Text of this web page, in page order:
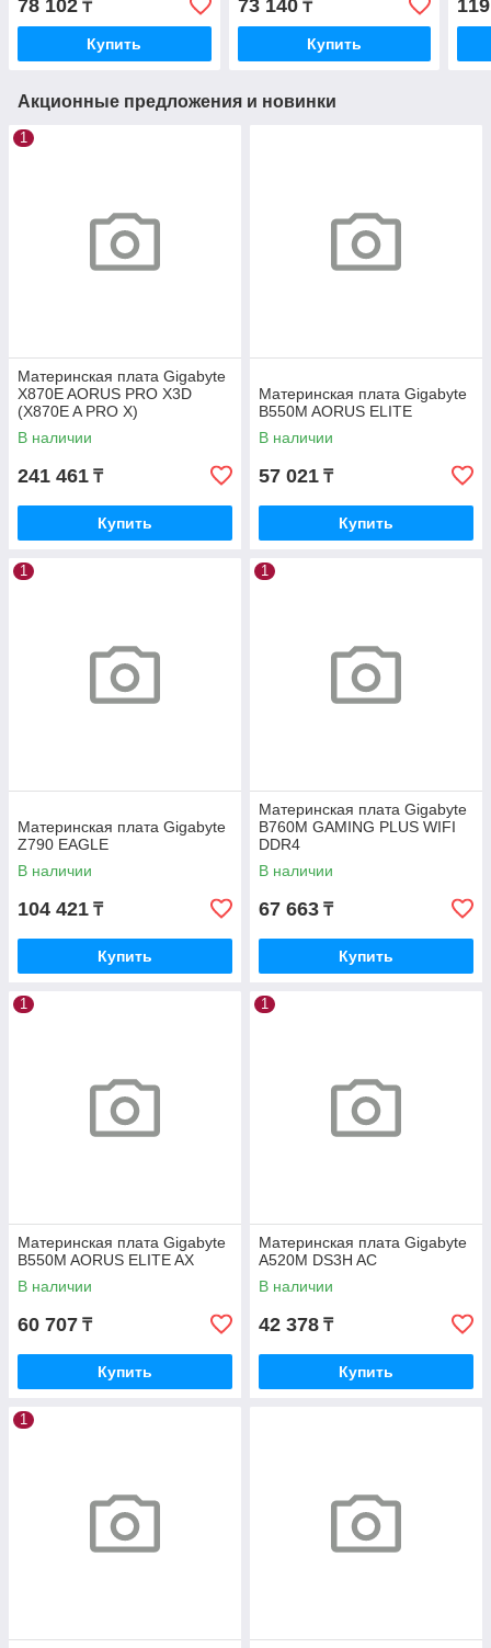
78 102 ₸
Купить
WIFI)
73 140₸
Купить
Акционные предложения и новинки
1
Материнская плата Gigabyte
X870E AORUS PRO X3D
(X870E A PRO X)
В наличии
241 461 ₸
Купить
Материнская плата Gigabyte
B550M AORUS ELITE
В наличии
57 021 ₸
Купить
1
Материнская плата Gigabyte
Z790 EAGLE
В наличии
104 421 ₸
Купить
1
Материнская плата Gigabyte
B760M GAMING PLUS WIFI
DDR4
В наличии
67 663 ₸
Купить
1
Материнская плата Gigabyte
B550M AORUS ELITE AX
В наличии
60 707 ₸
Купить
1
Материнская плата Gigabyte
A520M DS3H AC
В наличии
42 378 ₸
Купить
1